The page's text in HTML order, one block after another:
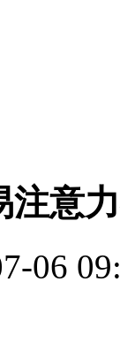
注意
06